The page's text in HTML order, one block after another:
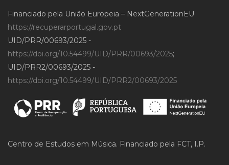
Financiado pela União Europeia – NextGenerationEU
https://recuperarportugal.gov.pt
UID/PRR/00693/2025 -
https://doi.org/10.54499/UID/PRR/00693/2025;
UID/PRR2/00693/2025 -
https://doi.org/10.54499/UID/PRR2/00693/2025
Centro de Estudos em Música. Financiado pela FCT, I.P.